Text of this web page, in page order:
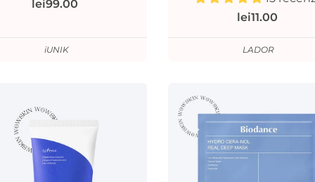
lei99.00
iUNIK
lei11.00
LADOR